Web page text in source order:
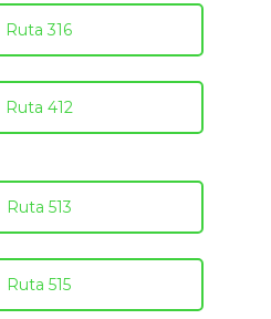
Ruta 316
Ruta 412
Ruta 513
Ruta 515